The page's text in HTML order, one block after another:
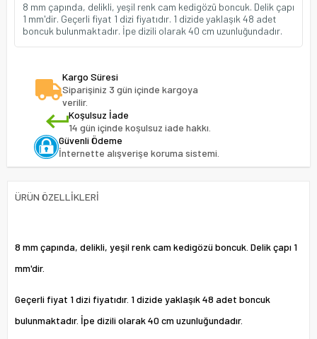
8 mm çapında, delikli, yeşil renk cam kedigözü boncuk. Delik çapı
1 mm'dir. Geçerli fiyat 1 dizi fiyatıdır. 1 dizide yaklaşık 48 adet
boncuk bulunmaktadır. İpe dizili olarak 40 cm uzunluğundadır.
Kargo Süresi
Siparişiniz 3 gün içinde kargoya
verilir.
Koşulsuz İade
14 gün içinde koşulsuz iade hakkı.
Güvenli Ödeme
İnternette alışverişe koruma sistemi.
ÜRÜN ÖZELLIKLERI
8 mm çapında, delikli, yeşil renk cam kedigözü boncuk. Delik çapı 1
mm'dir.
Geçerli fiyat 1 dizi fiyatıdır. 1 dizide yaklaşık 48 adet boncuk
bulunmaktadır. İpe dizili olarak 40 cm uzunluğundadır.